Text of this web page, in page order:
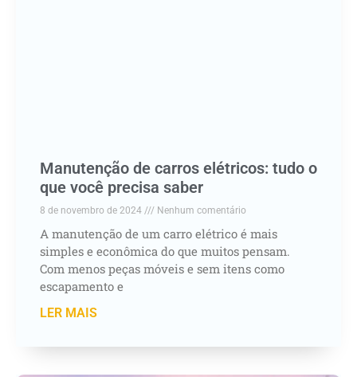
Manutenção de carros elétricos: tudo o
que você precisa saber
8 de novembro de 2024 Nenhum comentário
A manutenção de um carro elétrico é mais
simples e econômica do que muitos pensam.
Com menos peças móveis e sem itens como
escapamento e
LER MAIS